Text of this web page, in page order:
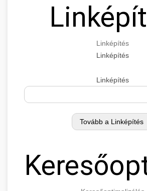
Linképítés
Linképítés
Linképítés